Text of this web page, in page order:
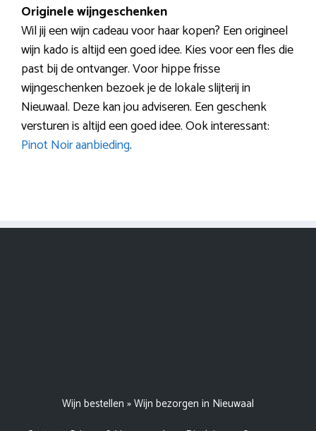
Originele wijngeschenken
Wil jij een wijn cadeau voor haar kopen? Een origineel
wijn kado is altijd een goed idee. Kies voor een fles die
past bij de ontvanger. Voor hippe frisse
wijngeschenken bezoek je de lokale slijterij in
Nieuwaal. Deze kan jou adviseren. Een geschenk
versturen is altijd een goed idee. Ook interessant:
Pinot Noir aanbieding.
Wijn bestellen »Wijn bezorgen in Nieuwaal